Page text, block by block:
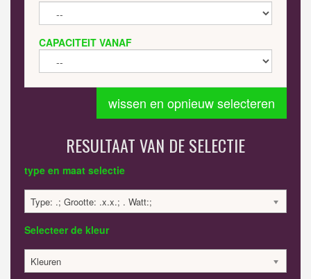
CAPACITEIT VANAF
wissen en opnieuw selecteren
RESULTAAT VAN DE SELECTIE
type en maat selectie
Type: .; Grootte: .x.x.; . Watt:;
Selecteer de kleur
Kleuren